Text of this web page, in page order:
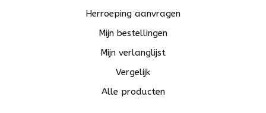
Herroeping aanvragen
Mijn bestellingen
Mijn verlanglijst
Vergelijk
Alle producten